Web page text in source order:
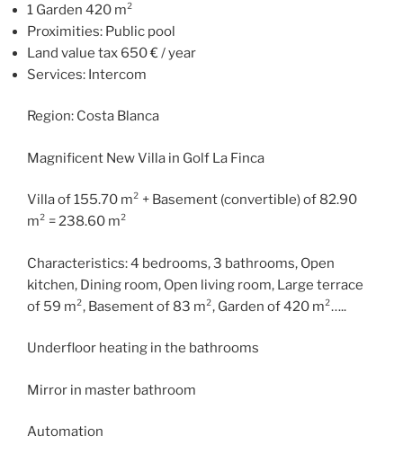
1 Garden 420 m²
Proximities: Public pool
Land value tax 650 € / year
Services: Intercom
Region: Costa Blanca
Magnificent New Villa in Golf La Finca
Villa of 155.70 m² + Basement (convertible) of 82.90
m² = 238.60 m²
Characteristics: 4 bedrooms, 3 bathrooms, Open
kitchen, Dining room, Open living room, Large terrace
of 59 m², Basement of 83 m², Garden of 420 m²…..
Underfloor heating in the bathrooms
Mirror in master bathroom
Automation